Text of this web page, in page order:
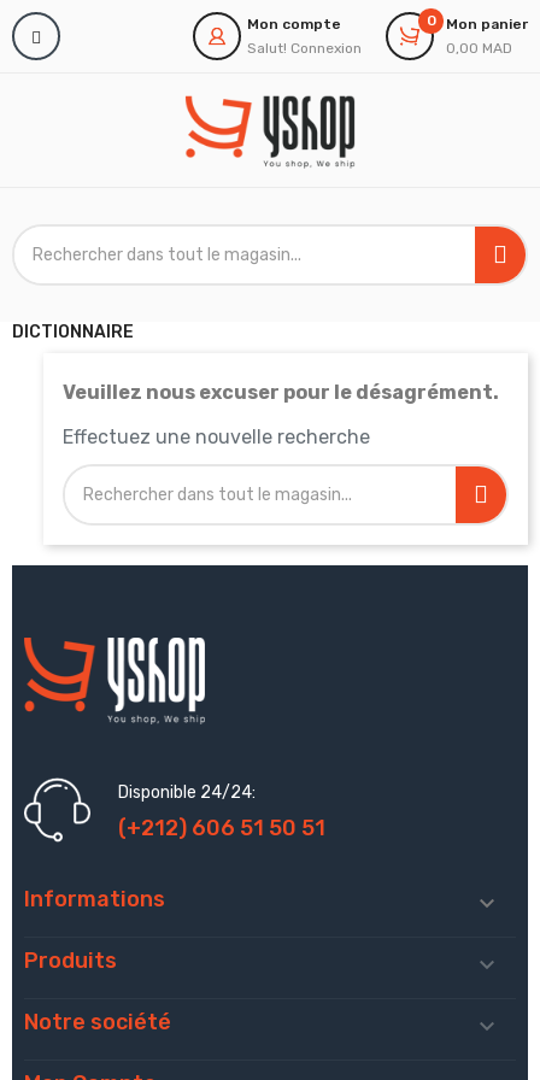
0
Mon panier
0,00 MAD
Mon compte
Salut! Connexion
DICTIONNAIRE
Veuillez nous excuser pour le désagrément.
Effectuez une nouvelle recherche
Disponible 24/24:
(+212) 606 51 50 51
Informations 
Produits 
Notre société 